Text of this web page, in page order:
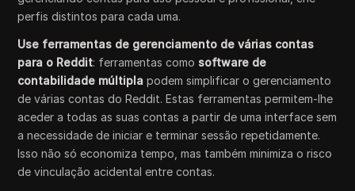
perfis distintos para cada uma.
Use ferramentas de gerenciamento de várias contas
para o Reddit: ferramentas como software de
contabilidade múltipla podem simplificar o gerenciamento
de várias contas do Reddit. Estas ferramentas permitem-lhe
aceder a todas as suas contas a partir de uma interface sem
a necessidade de iniciar e terminar sessão repetidamente.
Isso não só economiza tempo, mas também minimiza o risco
de vinculação acidental entre contas.